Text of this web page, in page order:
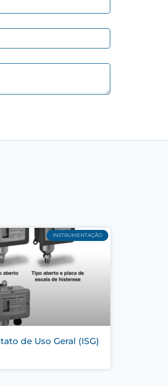
INSTRUMENTAÇÃO
de Uso Geral (ISG)